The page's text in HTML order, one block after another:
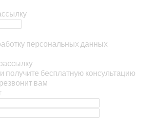
персональных данных
получите бесплатную консультацию
вам